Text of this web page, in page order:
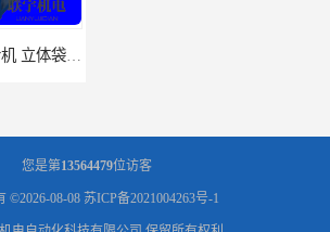
PVC包装袋高频热合机 立体袋焊接机 找联宇生产厂家
您是第13564479位访客
©2026-08-08 苏ICP备2021004263号-1